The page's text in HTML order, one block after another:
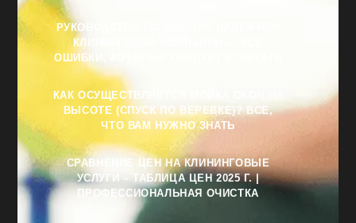
РУКОВОДСТВО ПО ВЫБОРУ НАДЕЖНОЙ
КЛИНИНГОВОЙ КОМПАНИИ — ВСЕ
ОШИБКИ, КОТОРЫХ СЛЕДУЕТ ИЗБЕГАТЬ
КАК ОСУЩЕСТВЛЯЕТСЯ МОЙКА ОКОН НА
ВЫСОТЕ (СПУСК ПО ВЕРЕВКЕ)? ВСЕ,
ЧТО ВАМ НУЖНО ЗНАТЬ
СРАВНЕНИЕ ЦЕН НА КЛИНИНГОВЫЕ
УСЛУГИ – ТАБЛИЦА ЦЕН 2025 Г. |
ПРОФЕССИОНАЛЬНАЯ ОЧИСТКА